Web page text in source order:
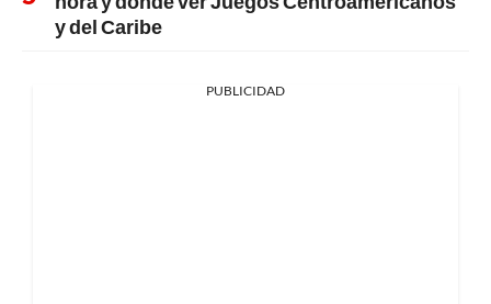
y del Caribe
PUBLICIDAD